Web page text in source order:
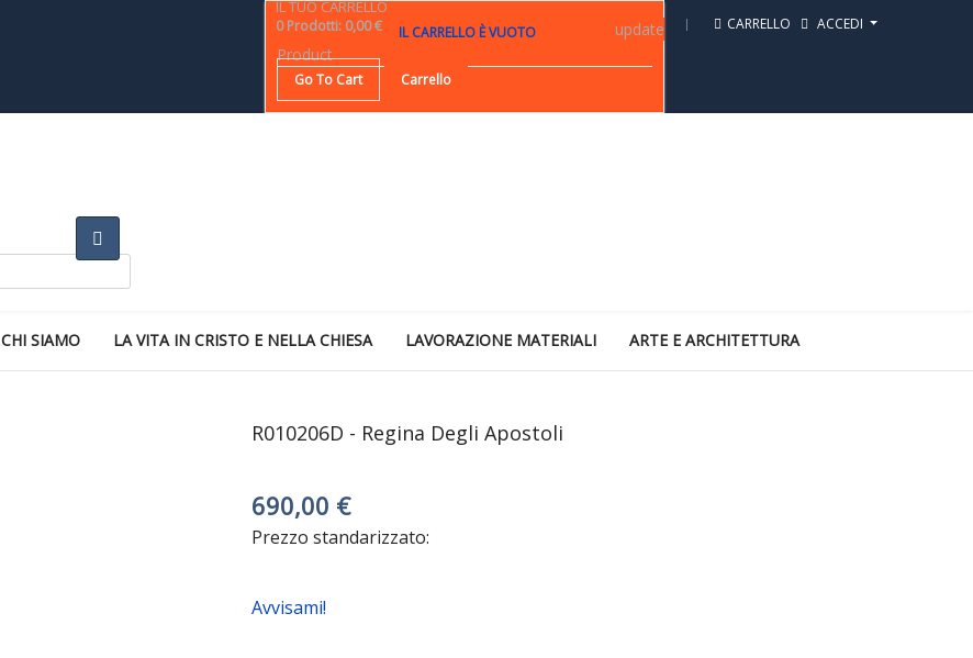
CARRELLO ACCEDI
IL TUO CARRELLO
0 Prodotti: 0,00 € IL CARRELLO È VUOTO
Product
update
Go To Cart Carrello
CHI SIAMO LA VITA IN CRISTO E NELLA CHIESA LAVORAZIONE MATERIALI ARTE E ARCHITETTURA
R010206D - Regina Degli Apostoli
690,00 €
Prezzo standarizzato:
Avvisami!